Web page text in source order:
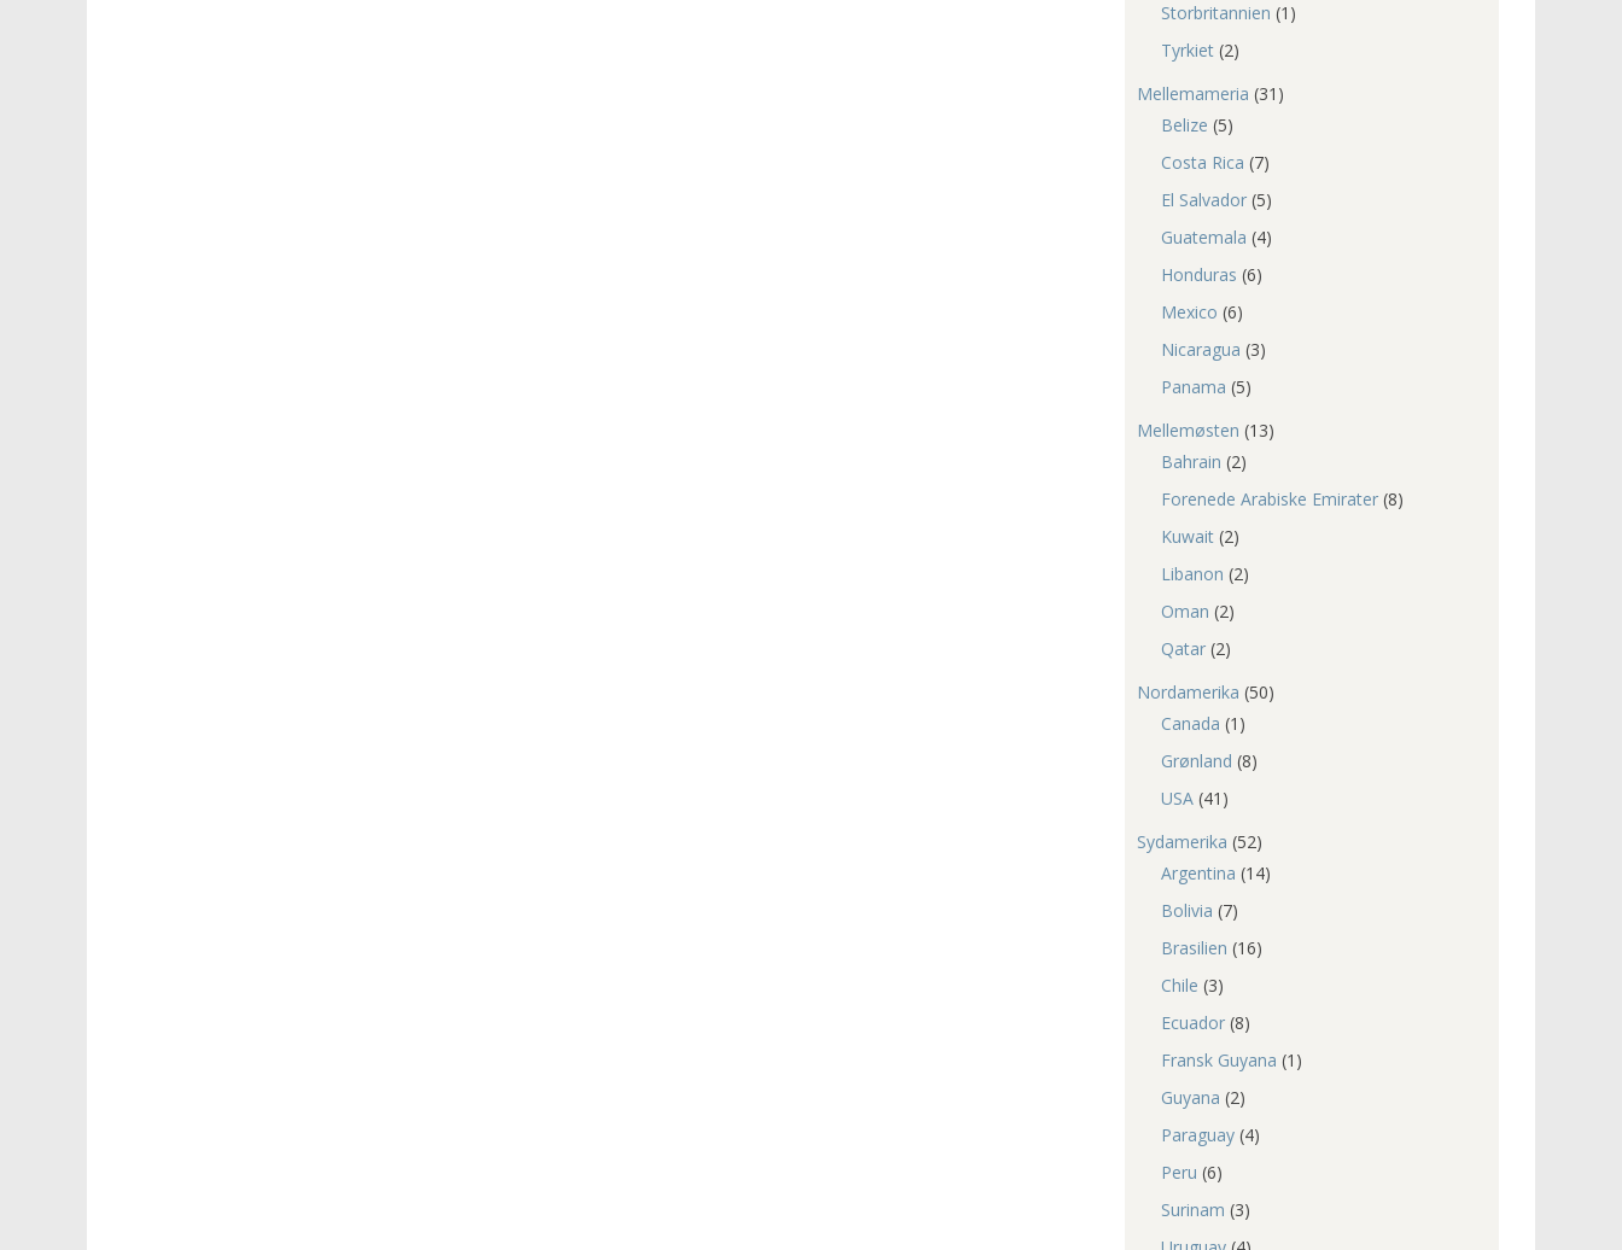
Storbritannien (1)
Tyrkiet (2)
Mellemameria (31)
Belize (5)
Costa Rica (7)
El Salvador (5)
Guatemala (4)
Honduras (6)
Mexico (6)
Nicaragua (3)
Panama (5)
Mellemøsten (13)
Bahrain (2)
Forenede Arabiske Emirater (8)
Kuwait (2)
Libanon (2)
Oman (2)
Qatar (2)
Nordamerika (50)
Canada (1)
Grønland (8)
USA (41)
Sydamerika (52)
Argentina (14)
Bolivia (7)
Brasilien (16)
Chile (3)
Ecuador (8)
Fransk Guyana (1)
Guyana (2)
Paraguay (4)
Peru (6)
Surinam (3)